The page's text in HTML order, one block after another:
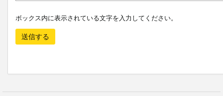
ボックス内に表示されている文字を入力してください。
送信する